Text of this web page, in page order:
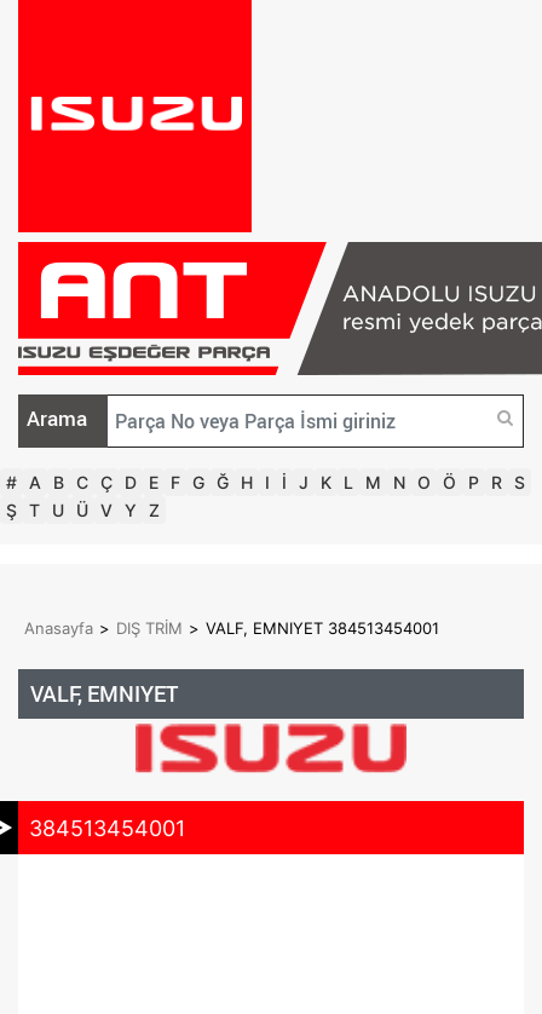
Arama
# A B C Ç D E F G Ğ H I İ J K L M N O Ö P R S
Ş T U Ü V Y Z
Anasayfa > DIŞ TRİM > VALF, EMNIYET 384513454001
VALF, EMNIYET
384513454001